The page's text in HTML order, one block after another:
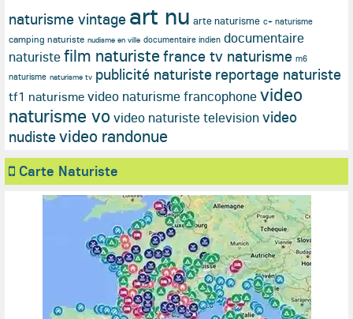
naturisme vintage art nu arte naturisme c+ naturisme
camping naturiste nudisme en ville documentaire indien documentaire
naturistefilm naturistefrance tv naturisme m6
naturisme naturisme tv publicité naturiste reportage naturiste
tf1 naturisme video naturisme francophonevideo
naturisme vo video naturiste televisionvideo
nudistevideo randonue
Carte Naturiste